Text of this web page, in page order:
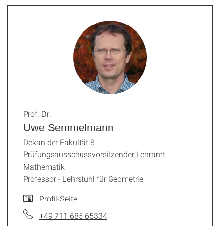
Uwe Semmelmann
Prof. Dr.
Dekan der Fakultät 8
Prüfungsausschussvorsitzender Lehramt
Mathematik
Professor - Lehrstuhl für Geometrie
Profil-Seite
+49 711 685 65334